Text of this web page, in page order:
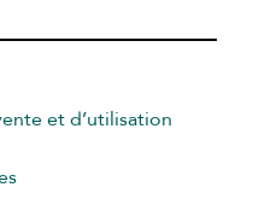
et d’utilisation